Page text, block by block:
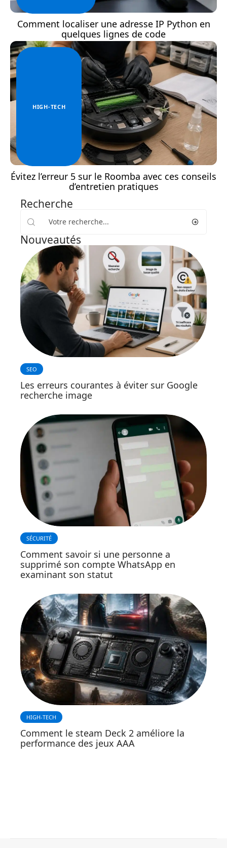
Comment localiser une adresse IP Python en
quelques lignes de code
HIGH-TECH
Évitez l’erreur 5 sur le Roomba avec ces conseils
d’entretien pratiques
Recherche
Nouveautés
SEO
Les erreurs courantes à éviter sur Google
recherche image
SÉCURITÉ
Comment savoir si une personne a
supprimé son compte WhatsApp en
examinant son statut
HIGH-TECH
Comment le steam Deck 2 améliore la
performance des jeux AAA